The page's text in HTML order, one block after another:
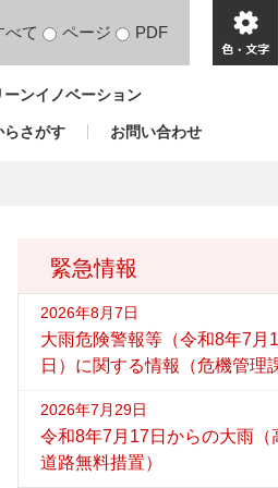
べて ページ PDF
色・
文
ンイノベーション
らさがす お問い合わせ
緊急情報
2026年8月7日
大雨危険警報等（令和8年7月
日）に関する情報（危機管理
2026年7月29日
令和8年7月17日からの大雨（
道路無料措置）